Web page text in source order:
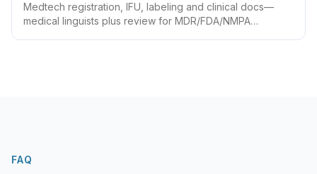
Medtech registration, IFU, labeling and clinical docs—
medical linguists plus review for MDR/FDA/NMPA
FAQ